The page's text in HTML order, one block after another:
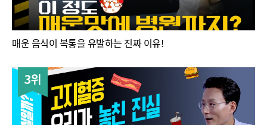
매운 음식이 복통을 유발하는 진짜 이유!
3위